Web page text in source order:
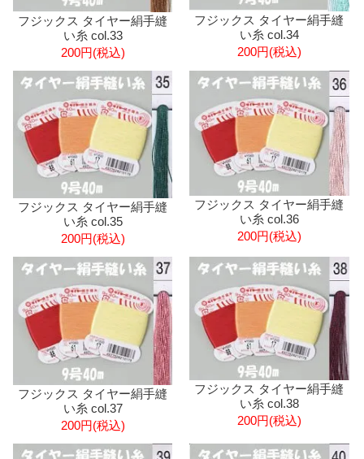
フジックス タイヤー絹手縫
い糸 col.33
200円(税込)
フジックス タイヤー絹手縫
い糸 col.34
200円(税込)
フジックス タイヤー絹手縫
い糸 col.35
200円(税込)
フジックス タイヤー絹手縫
い糸 col.36
200円(税込)
フジックス タイヤー絹手縫
い糸 col.37
200円(税込)
フジックス タイヤー絹手縫
い糸 col.38
200円(税込)